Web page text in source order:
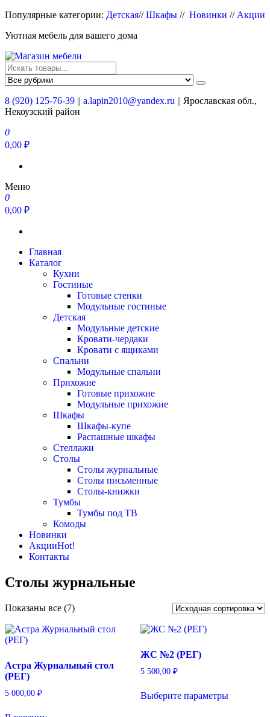
Перейти
содержимому
Популярные категории: Детская//Шкафы // Новинки // Акции
Уютная мебель для вашего дома
Магазин мебели
Мебель для вашего дома
8 (920) 125-76-39 || a.lapin2010@yandex.ru || Ярославская обл.,
Некоузский район
0
0,00 ₽
Меню
0
0,00 ₽
Главная
Каталог
Кухни
Гостиные
Готовые стенки
Модульные гостиные
Детская
Модульные детские
Кровати-чердаки
Кровати с ящиками
Спальни
Модульные спальни
Прихожие
Готовые прихожие
Модульные прихожие
Шкафы
Шкафы-купе
Распашные шкафы
Стеллажи
Столы
Столы журнальные
Столы письменные
Столы-книжки
Тумбы
Тумбы под ТВ
Комоды
Новинки
АкцииHot!
Контакты
Столы журнальные
Показаны все (7)
Астра Журнальный стол
(РЕГ)
5 000,00 ₽
ЖС №2 (РЕГ)
5 500,00 ₽
Выберите параметрытовар